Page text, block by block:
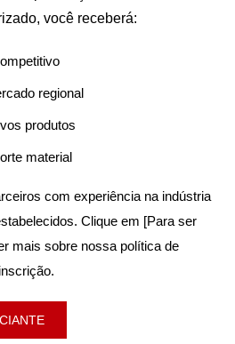
você receberá:
regional
produtos
material
com experiência na indústria
Clique em [Para ser
mais sobre nossa política de